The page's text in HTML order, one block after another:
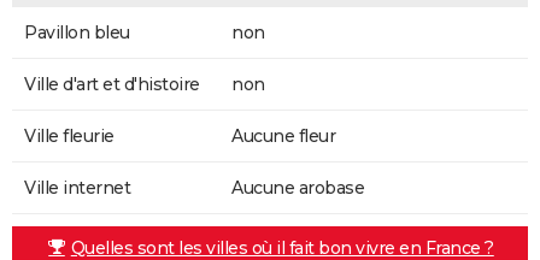
Pavillon bleu non
Ville d'art et d'histoire non
Ville fleurie Aucune fleur
Ville internet Aucune arobase
Quelles sont les villes où il fait bon vivre en France ?